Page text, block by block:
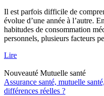
Il est parfois difficile de
évolue d’une année à l’autre.
habitudes de consommation
personnels, plusieurs facteurs
Lire
Nouveauté Mutuelle santé
Assurance santé, mutuelle
différences réelles ?